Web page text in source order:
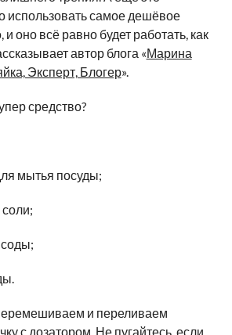
использовать самое дешёвое
оно всё равно будет работать, как
автор блога «Марина
Эксперт, Блогер».
средство?
мытья посуды;
и переливаем
с дозатором. Не пугайтесь, если